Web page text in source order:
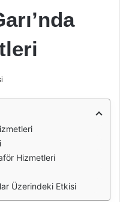
Hizmetleri
Üzerindeki Etkisi